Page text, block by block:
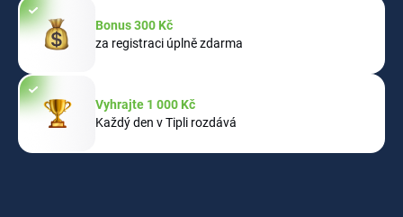
Bonus 300 Kč
za registraci úplně zdarma
Vyhrajte 1 000 Kč
Každý den v Tipli rozdává